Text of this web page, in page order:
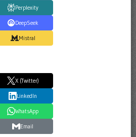
Perplexity
DeepSeek
Mistral
X (Twitter)
LinkedIn
WhatsApp
Email